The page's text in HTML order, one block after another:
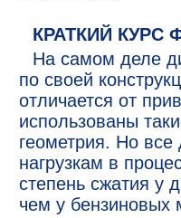
КРАТКИЙ КУРС
На самом деле
по своей
отличается от
использованы
геометрия. Но
нагрузкам в
степень сжатия у
чем у бензиновых